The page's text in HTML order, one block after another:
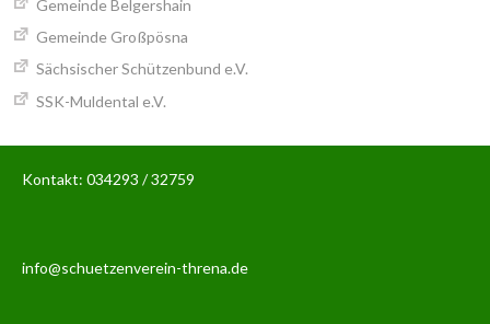
Gemeinde Belgershain
Gemeinde Großpösna
Sächsischer Schützenbund e.V.
SSK-Muldental e.V.
Kontakt: 034293 / 32759
info@schuetzenverein-threna.de